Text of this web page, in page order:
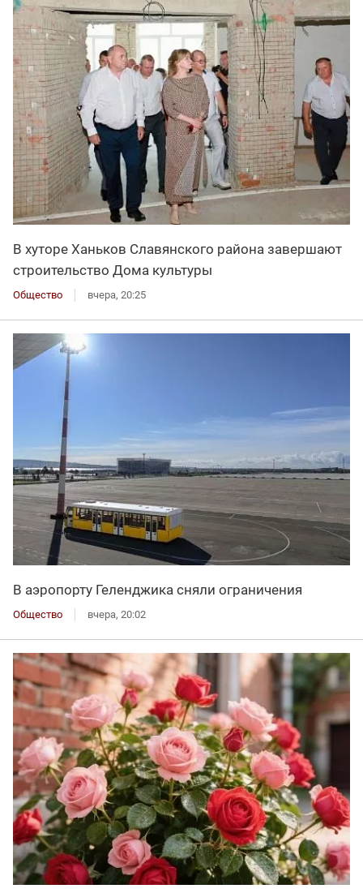
В хуторе Ханьков Славянского района завершают
строительство Дома культуры
Общество вчера, 20:25
В аэропорту Геленджика сняли ограничения
Общество вчера, 20:02